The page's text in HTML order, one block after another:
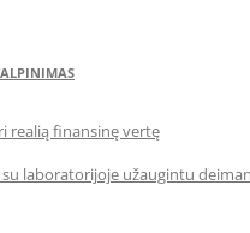
realią finansinę vertę
su laboratorijoje užaugintu